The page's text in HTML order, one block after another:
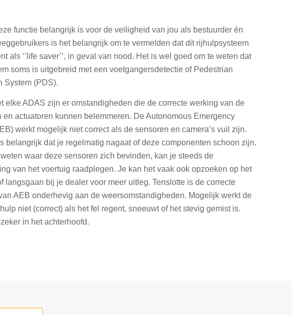
functie belangrijk is voor de veiligheid van jou als bestuurder én
is het belangrijk om te vermelden dat dit rijhulpsysteem
als ‘’life saver’’, in geval van nood. Het is wel goed om te weten dat
soms is uitgebreid met een voetgangersdetectie of Pedestrian
System (PDS).
elke ADAS zijn er omstandigheden die de correcte werking van de
en actuatoren kunnen belemmeren. De Autonomous Emergency
werkt mogelijk niet correct als de sensoren en camera’s vuil zijn.
belangrijk dat je regelmatig nagaat of deze componenten schoon zijn.
waar deze sensoren zich bevinden, kan je steeds de
van het voertuig raadplegen. Je kan het vaak ook opzoeken op het
langsgaan bij je dealer voor meer uitleg. Tenslotte is de correcte
AEB onderhevig aan de weersomstandigheden. Mogelijk werkt de
niet (correct) als het fel regent, sneeuwt of het stevig gemist is.
in het achterhoofd.